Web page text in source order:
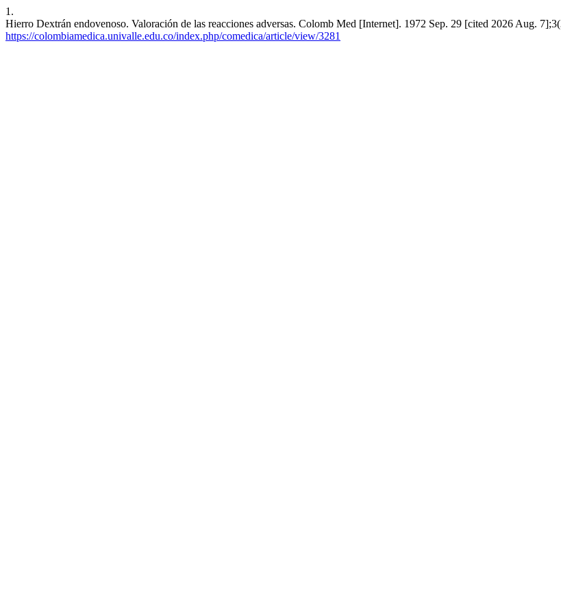
1.
Hierro Dextrán endovenoso. Valoración de las reacciones adversas. Colomb Med [Internet]. 1972 Sep. 29 [cited 2026 Aug.
https://colombiamedica.univalle.edu.co/index.php/comedica/article/view/3281